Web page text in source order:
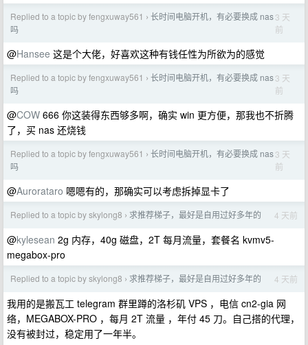
Replied to a topic by fengxuway561 › 长时间电脑开机，有必要换成 nas
吗
3 天
前
@Hansee 这是个大佬，好喜欢这种有钱任性为所欲为的感觉
Replied to a topic by fengxuway561 › 长时间电脑开机，有必要换成 nas
吗
3 天
前
@COW 666 你这装得东西够多啊，确实 win 更方便，那我也不折腾
了，买 nas 还烧钱
Replied to a topic by fengxuway561 › 长时间电脑开机，有必要换成 nas
吗
3 天
前
@Aurorataro 嗯嗯有的，那确实可以考虑拆掉显卡了
Replied to a topic by skylong8 › 求推荐梯子，最好是自用过好多年的 4 天前
@kylesean 2g 内存，40g 磁盘，2T 每月流量，套餐名 kvmv5-
megabox-pro
Replied to a topic by skylong8 › 求推荐梯子，最好是自用过好多年的 4 天前
我用的是搬瓦工 telegram 群里蹲的洛杉矶 VPS ，电信 cn2-gia 网
络，MEGABOX-PRO ，每月 2T 流量 ，年付 45 刀。自己搭的代理，
没有被封过，稳定用了一年半。